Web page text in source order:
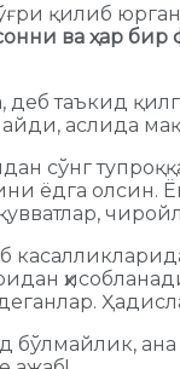
қилиб
ва ҳар
таъкид
аслида
сўнг
ёдга